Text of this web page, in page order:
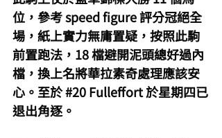
位，參考 speed figure 評分冠絕全
場，紙上實力無庸置疑，按照此駒
前置跑法，18 檔避開泥頭總好過內
檔，換上名將華拉素奇處理應該安
心。至於 #20 Fulleffort 於星期四已
退出角逐。